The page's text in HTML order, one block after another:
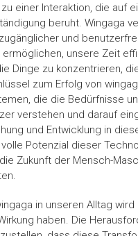
einer Interaktion, die auf
beruht. Wingaga
und
ermöglichen, unsere Zeit
Dinge zu konzentrieren,
zum Erfolg von
die die Bedürfnisse
verstehen und darauf
und Entwicklung in
Potenzial dieser
Zukunft der Mensch-
in unseren Alltag
haben. Die